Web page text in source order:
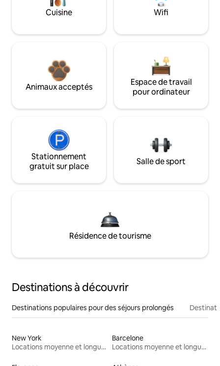
Cuisine Wifi
Animaux acceptés
Espace de travail
pour ordinateur
Stationnement
gratuit sur place
Salle de sport
Résidence de tourisme
Destinations à découvrir
Destinations populaires pour des séjours prolongés
New York
Locations moyenne et longue durée
Barcelone
Locations moyenne et longue durée